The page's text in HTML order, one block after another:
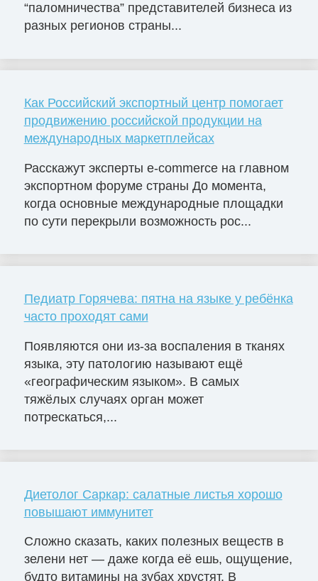
“паломничества” представителей бизнеса из
разных регионов страны...
Как Российский экспортный центр помогает
продвижению российской продукции на
международных маркетплейсах
Расскажут эксперты e-commerce на главном
экспортном форуме страны До момента,
когда основные международные площадки
по сути перекрыли возможность рос...
Педиатр Горячева: пятна на языке у ребёнка
часто проходят сами
Появляются они из-за воспаления в тканях
языка, эту патологию называют ещё
«географическим языком». В самых
тяжёлых случаях орган может
потрескаться,...
Диетолог Саркар: салатные листья хорошо
повышают иммунитет
Сложно сказать, каких полезных веществ в
зелени нет — даже когда её ешь, ощущение,
будто витамины на зубах хрустят. В